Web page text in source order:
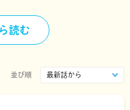
ームで、大学に通い、ひとつのベッ
変わりません♪
読む
並び順